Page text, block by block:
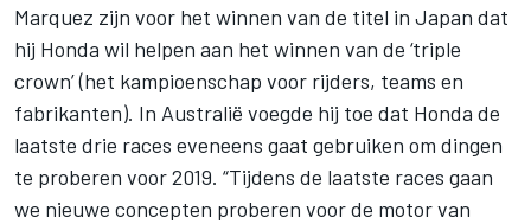
Marquez zijn voor het winnen van de titel in Japan dat
hij Honda wil helpen aan het winnen van de ‘triple
crown’ (het kampioenschap voor rijders, teams en
fabrikanten). In Australië voegde hij toe dat Honda de
laatste drie races eveneens gaat gebruiken om dingen
te proberen voor 2019. “Tijdens de laatste races gaan
we nieuwe concepten proberen voor de motor van